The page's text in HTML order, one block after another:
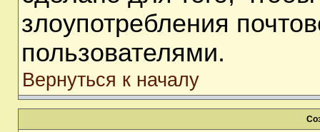
злоупотребления
пользователями.
Вернуться к началу